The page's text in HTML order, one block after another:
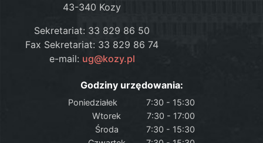
43-340 Kozy
Sekretariat: 33 829 86 50
Fax Sekretariat: 33 829 86 74
e-mail: ug@kozy.pl
Godziny urzędowania:
Poniedziałek
7:30 - 15:30
Wtorek
7:30 - 17:00
Środa
7:30 - 15:30